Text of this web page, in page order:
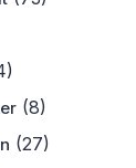
(8)
(27)